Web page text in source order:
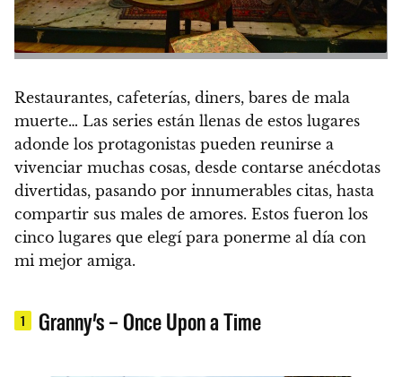
Restaurantes, cafeterías, diners, bares de mala
muerte… Las series están llenas de estos lugares
adonde los protagonistas pueden reunirse a
vivenciar muchas cosas, desde contarse anécdotas
divertidas, pasando por innumerables citas, hasta
compartir sus males de amores. Estos fueron los
cinco lugares que elegí para ponerme al día con
mi mejor amiga.
1 Granny’s – Once Upon a Time